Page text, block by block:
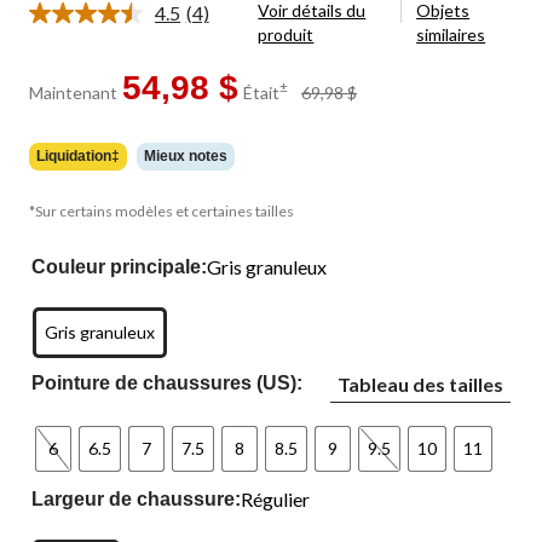
4.5 Lire
commentaires.
Lien
la
même
page.
(4)
Voir détails du
produit
Objets
similaires
Maintenant 54,98 $ Était± 69,98 $
Liquidation‡ Mieux notes
*Sur certains modèles et certaines tailles
Couleur principale:Gris granuleux
Gris granuleux
Pointure de chaussures (US): Tableau des tailles
6 6.5 7 7.5 8 8.5 9 9.5 10 11
Largeur de chaussure:Régulier